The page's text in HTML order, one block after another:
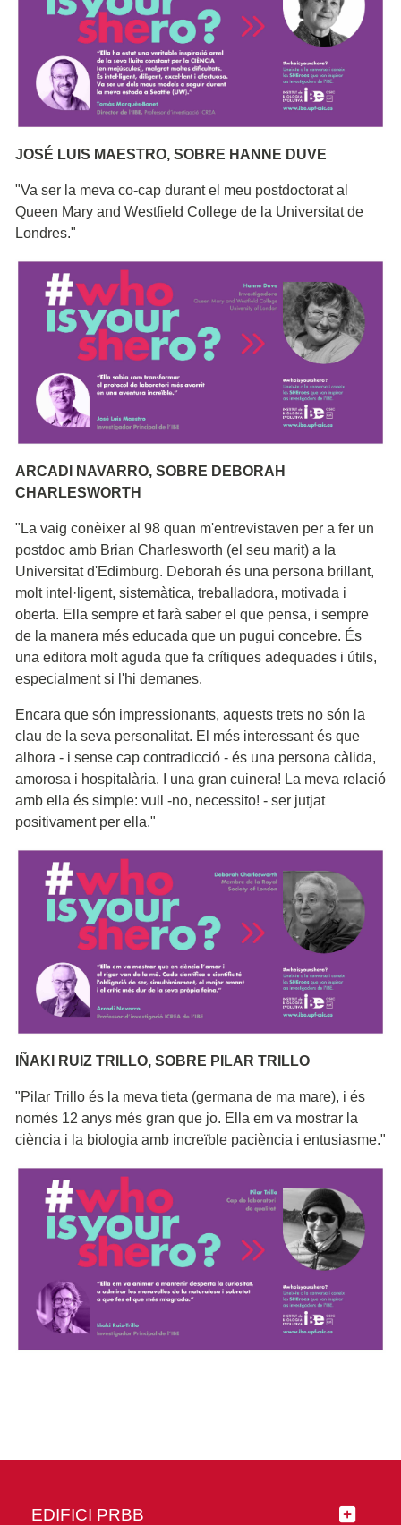
JOSÉ LUIS MAESTRO, SOBRE HANNE DUVE
"Va ser la meva co-cap durant el meu postdoctorat al
Queen Mary and Westfield College de la Universitat de
Londres."
ARCADI NAVARRO, SOBRE DEBORAH
CHARLESWORTH
"La vaig conèixer al 98 quan m'entrevistaven per a fer un
postdoc amb Brian Charlesworth (el seu marit) a la
Universitat d'Edimburg. Deborah és una persona brillant,
molt intel·ligent, sistemàtica, treballadora, motivada i
oberta. Ella sempre et farà saber el que pensa, i sempre
de la manera més educada que un pugui concebre. És
una editora molt aguda que fa crítiques adequades i útils,
especialment si l'hi demanes.
Encara que són impressionants, aquests trets no són la
clau de la seva personalitat. El més interessant és que
alhora - i sense cap contradicció - és una persona càlida,
amorosa i hospitalària. I una gran cuinera! La meva relació
amb ella és simple: vull -no, necessito! - ser jutjat
positivament per ella."
IÑAKI RUIZ TRILLO, SOBRE PILAR TRILLO
"Pilar Trillo és la meva tieta (germana de ma mare), i és
només 12 anys més gran que jo. Ella em va mostrar la
ciència i la biologia amb increïble paciència i entusiasme."
EDIFICI PRBB